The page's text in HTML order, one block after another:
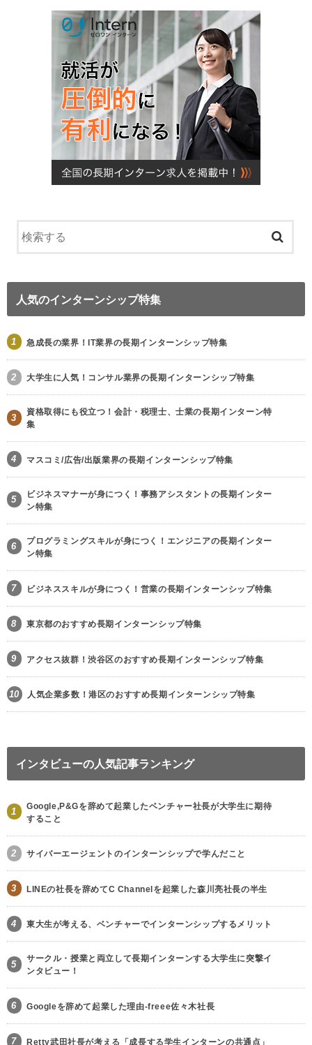
人気のインターンシップ特集
1 急成長の業界！IT業界の長期インターンシップ特集
2 大学生に人気！コンサル業界の長期インターンシップ特集
3
資格取得にも役立つ！会計・税理士、士業の長期インターン特
集
4 マスコミ/広告/出版業界の長期インターンシップ特集
5
ビジネスマナーが身につく！事務アシスタントの長期インター
ン特集
6
プログラミングスキルが身につく！エンジニアの長期インター
ン特集
7 ビジネススキルが身につく！営業の長期インターンシップ特集
8 東京都のおすすめ長期インターンシップ特集
9 アクセス抜群！渋谷区のおすすめ長期インターンシップ特集
10 人気企業多数！港区のおすすめ長期インターンシップ特集
インタビューの人気記事ランキング
1
Google,P&Gを辞めて起業したベンチャー社長が大学生に期待
すること
2 サイバーエージェントのインターンシップで学んだこと
3 LINEの社長を辞めてC Channelを起業した森川亮社長の半生
4 東大生が考える、ベンチャーでインターンシップするメリット
5
サークル・授業と両立して長期インターンする大学生に突撃イ
ンタビュー！
6 Googleを辞めて起業した理由-freee佐々木社長
7 Retty武田社長が考える「成長する学生インターンの共通点」